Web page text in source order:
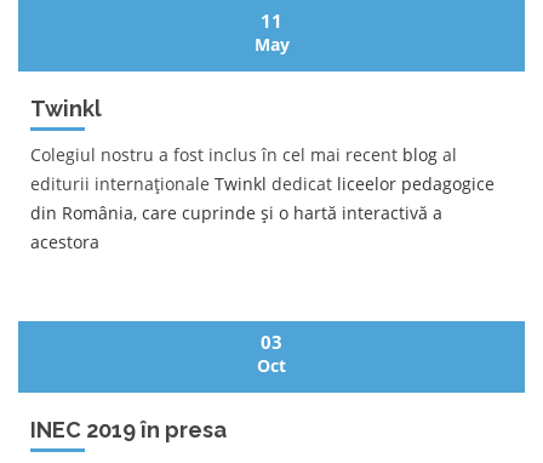
11
May
Twinkl
Colegiul nostru a fost inclus în cel mai recent blog al
editurii internaționale Twinkl dedicat liceelor pedagogice
din România, care cuprinde și o hartă interactivă a
acestora
03
Oct
INEC 2019 în presa